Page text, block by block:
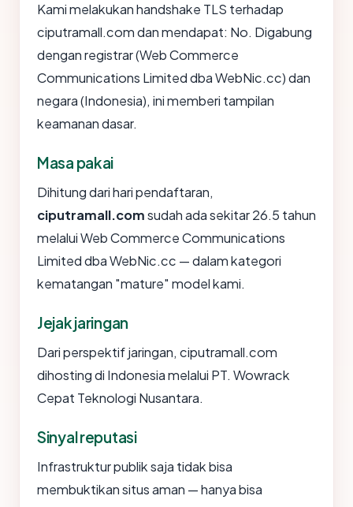
Kami melakukan handshake TLS terhadap
ciputramall.com dan mendapat: No. Digabung
dengan registrar (Web Commerce
Communications Limited dba WebNic.cc) dan
negara (Indonesia), ini memberi tampilan
keamanan dasar.
Masa pakai
Dihitung dari hari pendaftaran,
ciputramall.comsudah ada sekitar 26.5 tahun
melalui Web Commerce Communications
Limited dba WebNic.cc — dalam kategori
kematangan "mature" model kami.
Jejak jaringan
Dari perspektif jaringan, ciputramall.com
dihosting di Indonesia melalui PT. Wowrack
Cepat Teknologi Nusantara.
Sinyal reputasi
Infrastruktur publik saja tidak bisa
membuktikan situs aman — hanya bisa